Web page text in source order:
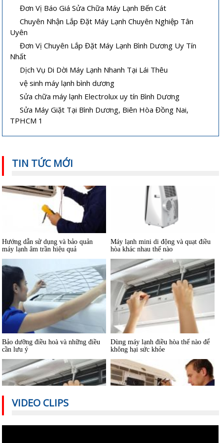
Đơn Vị Báo Giá Sửa Chữa Máy Lạnh Bến Cát
Chuyên Nhận Lắp Đặt Máy Lạnh Chuyên Nghiệp Tân
Uyên
Đơn Vị Chuyên Lắp Đặt Máy Lạnh Bình Dương Uy Tín
Nhất
Dịch Vụ Di Dời Máy Lạnh Nhanh Tại Lái Thêu
vệ sinh máy lạnh bình dương
Sửa chữa máy lạnh Electrolux uy tín Bình Dương
Sửa Máy Giặt Tại Bình Dương, Biên Hòa Đồng Nai,
TPHCM 1
TIN TỨC MỚI
Cách sửa máy lạnh âm trần không
Hướng dẫn sử dụng và bảo quản
máy lạnh âm trần hiệu quả
Máy lạnh mini di động và quạt điều
Bảo dưỡng điều hoà và những điều
cần lưu ý
Dùng máy lạnh điều hòa thế nào để
không hại sức khỏe
Có nên bật/tắt máy lạnh liên tục để
Hướng dẫn sử dụng điều hòa đúng
VIDEO CLIPS